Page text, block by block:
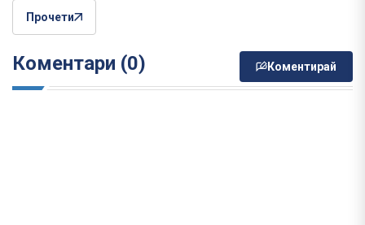
Прочети
Коментари (0) Коментирай